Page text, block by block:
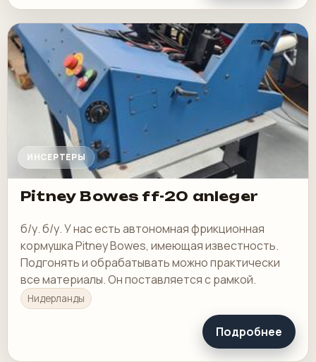
ИНСЕРТЕРЫ
Pitney Bowes ff-20 anleger
б/у. б/у. У нас есть автономная фрикционная
кормушка Pitney Bowes, имеющая известность.
Подгонять и обрабатывать можно практически
все материалы. Он поставляется с рамкой.
Нидерланды
Подробнее